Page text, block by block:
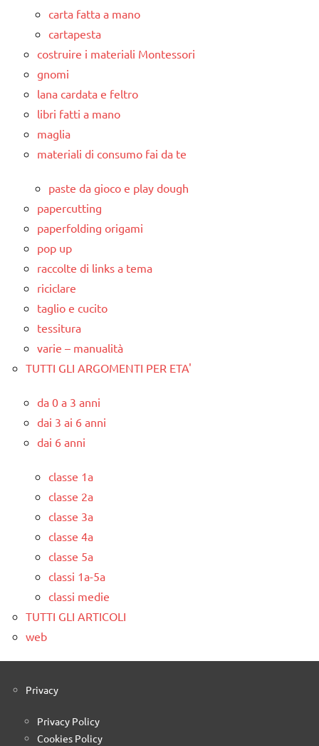
carta fatta a mano
cartapesta
costruire i materiali Montessori
gnomi
lana cardata e feltro
libri fatti a mano
maglia
materiali di consumo fai da te
paste da gioco e play dough
papercutting
paperfolding origami
pop up
raccolte di links a tema
riciclare
taglio e cucito
tessitura
varie – manualità
TUTTI GLI ARGOMENTI PER ETA'
da 0 a 3 anni
dai 3 ai 6 anni
dai 6 anni
classe 1a
classe 2a
classe 3a
classe 4a
classe 5a
classi 1a-5a
classi medie
TUTTI GLI ARTICOLI
web
Privacy
Privacy Policy
Cookies Policy